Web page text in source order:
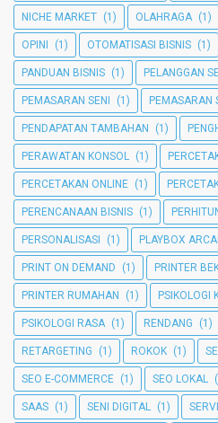
NICHE MARKET (1) OLAHRAGA (1)
OPINI (1) OTOMATISASI BISNIS (1)
PANDUAN BISNIS (1) PELANGGAN
PEMASARAN SENI (1) PEMASARAN
PENDAPATAN TAMBAHAN (1)
PERAWATAN KONSOL (1)
PERCETAKAN ONLINE (1)
PERENCANAAN BISNIS (1)
PERSONALISASI (1) PLAYBOX
PRINT ON DEMAND (1) PRINTER
PRINTER RUMAHAN (1) PSIKOLOGI
PSIKOLOGI RASA (1) RENDANG (1)
RETARGETING (1) ROKOK (1)
SEO E-COMMERCE (1) SEO LOKAL
SAAS (1) SENI DIGITAL (1)